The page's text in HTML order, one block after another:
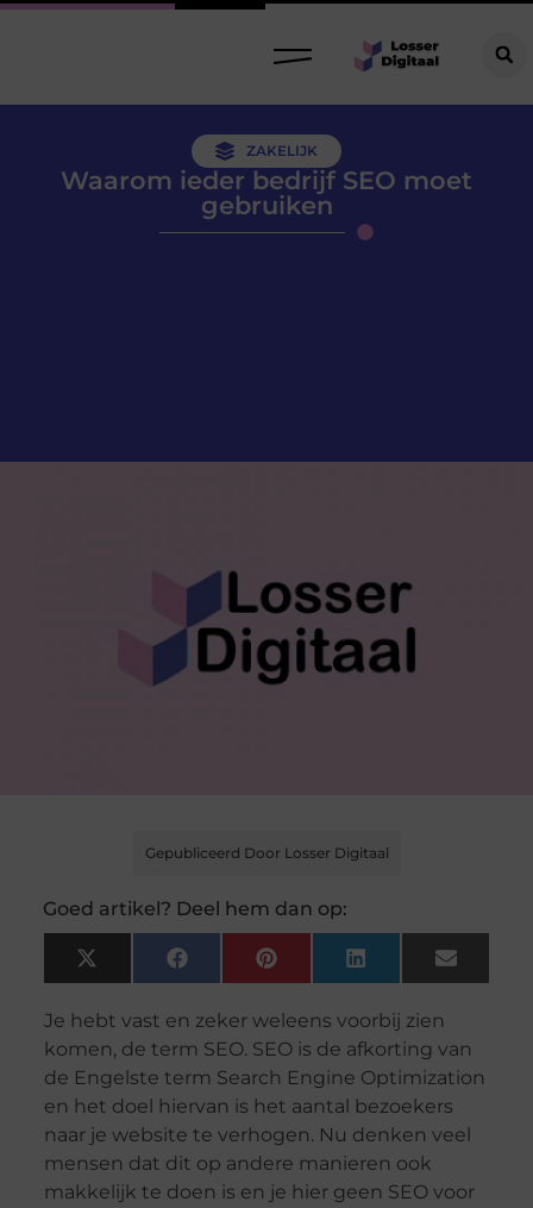
ZAKELIJK
Waarom ieder bedrijf SEO moet
gebruiken
Gepubliceerd Door Losser Digitaal
Goed artikel? Deel hem dan op:
X
(Twitter)
FacebookPinterest LinkedIn Email
Je hebt vast en zeker weleens voorbij zien
komen, de term SEO. SEO is de afkorting van
de Engelste term Search Engine Optimization
en het doel hiervan is het aantal bezoekers
naar je website te verhogen. Nu denken veel
mensen dat dit op andere manieren ook
makkelijk te doen is en je hier geen SEO voor